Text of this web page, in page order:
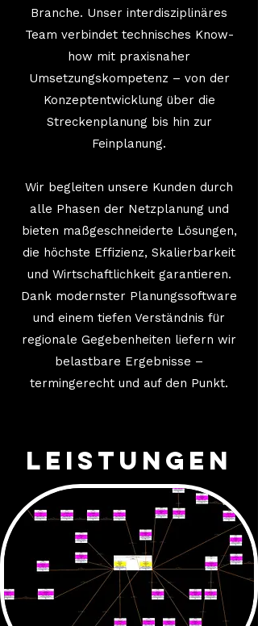
Branche. Unser interdisziplinäres
Team verbindet technisches Know-
how mit praxisnaher
Umsetzungskompetenz – von der
Konzeptentwicklung über die
Streckenplanung bis hin zur
Feinplanung.
Wir begleiten unsere Kunden durch
alle Phasen der Netzplanung und
bieten maßgeschneiderte Lösungen,
die höchste Effizienz, Skalierbarkeit
und Wirtschaftlichkeit garantieren.
Dank modernster Planungssoftware
und einem tiefen Verständnis für
regionale Gegebenheiten liefern wir
belastbare Ergebnisse –
termingerecht und auf den Punkt.
Leistungen